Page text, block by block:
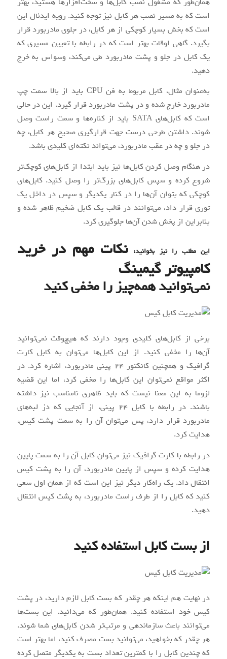
است که به مسیر نصب هر کابل نیز توجه کنید. رویه ایدئال این
است که بخش بسیار کوچکی از هر کابل، در جلوی مادربورد قرار
بگیرد. گاهی اوقات بهتر است که در رابطه با تعیین مسیری که
یک کابل در جلو و پشت مادربورد طی می‌کند، وسواس به خرج
دهید.
به‌عنوان مثال، کابل مربوط به فن CPU باید از بالا سمت چپ
مادربورد خارج شده و در پشت مادربورد قرار گیرد. این در حالی
است که کابل‌های SATA باید از کناره‌ها و سمت راست وصل
شوند. داشتن طرحی درست جهت قرارگیری صحیح هر کابل، چه
در جلو و چه در عقب مادربورد، می‌تواند نکته‌ای کلیدی باشد.
در هنگام وصل کردن کابل‌ها نیز باید ابتدا از کابل‌های کوچک‌تر
شروع کرده و سپس کابل‌های بزرگ‌تر را وصل کنید. کابل‌های
کوچکی که بتوان آن‌ها را در کنار یکدیگر و سپس در داخل یک
توری قرار داد، می‌توانند در قالب یک کابل ضخیم ظاهر شده و
بنابراین از پخش شدن آن‌ها جلوگیری کرد.
این مطلب را نیز بخوانید: نکات مهم در خرید
کامپیوتر گیمینگ
نمی‌توانید همه‌چیز را مخفی کنید
برخی از کابل‌های کلیدی وجود دارند که هیچ‌وقت نمی‌توانید
آن‌ها را مخفی کنید. از این کابل‌ها می‌توان به کابل کارت
گرافیک و همچنین کانکتور 24 پینی مادربورد، اشاره کرد. در
اکثر مواقع نمی‌توان این کابل‌ها را مخفی کرد، اما این قضیه
لزوما به‌ این معنا نیست که باید ظاهری نامناسب نیز داشته
باشند. در رابطه با کابل 24 پینی، از آنجایی که دز لبه‌های
مادربورد قرار دارد، پس می‌توان آن را به سمت پشت کیس،
هدایت کرد.
در رابطه با کارت گرافیک‌ نیز می‌توان کابل آن را به سمت پایین
هدایت کرده و سپس از پایین مادربورد، آن را به پشت کیس
انتقال داد. یک راه‌کار دیگر نیز این است که از همان اول سعی
کنید که کابل را از طرف راست مادربورد، به پشت کیس انتقال
دهید.
از بست کابل استفاده کنید
در نهایت هم اینکه هر چقدر که بست کابل لازم دارید، در پشت
کیس خود استفاده کنید. همان‌طور که می‌دانید، این بست‌ها
می‌توانند باعث سازماندهی و مرتب‌تر شدن کابل‌های شما شوند.
هر چقدر که بخواهید، می‌توانید بست مصرف کنید، اما بهتر است
که چندین کابل را با کمترین تعداد بست به یکدیگر متصل کرده